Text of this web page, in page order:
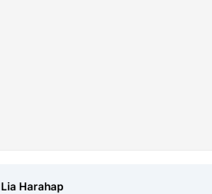
Lia Harahap